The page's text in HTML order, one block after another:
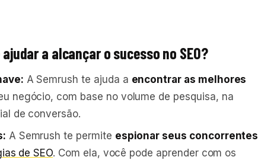
ajudar a alcançar o sucesso no SEO?
A Semrush te ajuda a encontrar as melhores
negócio, com base no volume de pesquisa, na
de conversão.
A Semrush te permite espionar seus concorrentes
de SEO. Com ela, você pode aprender com os